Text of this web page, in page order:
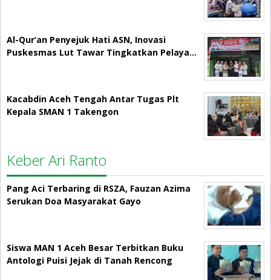
Al-Qur’an Penyejuk Hati ASN, Inovasi
Puskesmas Lut Tawar Tingkatkan Pelaya…
Kacabdin Aceh Tengah Antar Tugas Plt
Kepala SMAN 1 Takengon
Keber Ari Ranto
Pang Aci Terbaring di RSZA, Fauzan Azima
Serukan Doa Masyarakat Gayo
Siswa MAN 1 Aceh Besar Terbitkan Buku
Antologi Puisi Jejak di Tanah Rencong